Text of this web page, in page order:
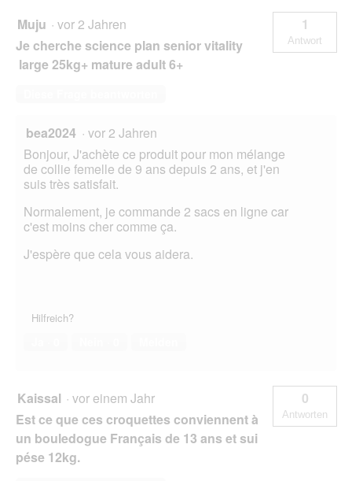
Muju · vor 2 Jahren
Je cherche science plan senior vitality
large 25kg+ mature adult 6+
1
Antwort
bea2024 · vor 2 Jahren
Bonjour, J'achète ce produit pour mon mélange
de collie femelle de 9 ans depuis 2 ans, et j'en
suis très satisfait.
Normalement, je commande 2 sacs en ligne car
c'est moins cher comme ça.
J'espère que cela vous aidera.
Hilfreich?
Kaissal · vor einem Jahr
Est ce que ces croquettes conviennent à
un bouledogue Français de 13 ans et sui
pése 12kg.
0
Antworten